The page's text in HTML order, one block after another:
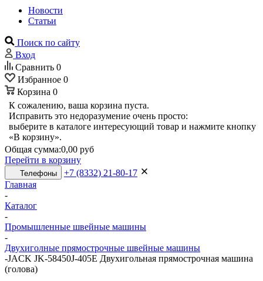
Новости
Статьи
Поиск по сайту
Вход
Сравнить 0
Избранное 0
Корзина 0
К сожалению, ваша корзина пуста.
Исправить это недоразумение очень просто:
выберите в каталоге интересующий товар и нажмите кнопку
«В корзину».
Общая сумма:0,00 руб
Перейти в корзину
Телефоны
+7 (8332) 21-80-17
Главная
-
Каталог
-
Промышленные швейные машины
-
Двухиголные прямострочные швейные машины
-JACK JK-58450J-405E Двухигольная прямострочная машина
(голова)